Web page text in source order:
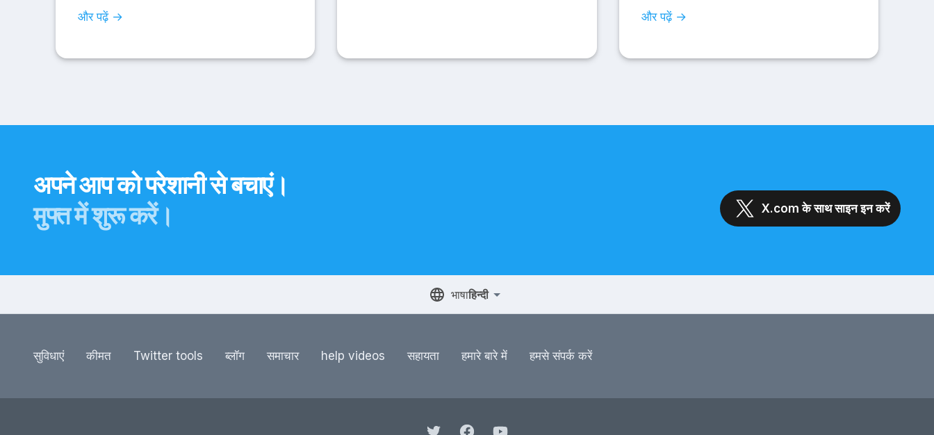
और पढ़ें →
और पढ़ें →
अपने आप को परेशानी से बचाएं।
मुफ्त में शुरू करें।
X.com के साथ साइन इन करें
भाषाहिन्दी
सुविधाएं कीमत Twitter tools ब्‍लॉग समाचार help videos सहायता हमारे बारे में हमसे संपर्क करें